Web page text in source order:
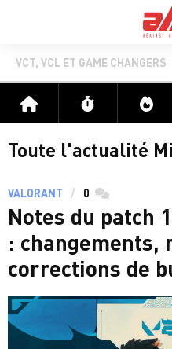
VCT, VCL ET GAME CHANGERS
Accueil Flux
Toute l'actualité
VALORANT 0 commentaires
Notes du patch
: changements,
corrections de